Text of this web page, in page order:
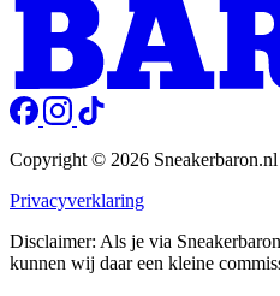
Copyright © 2026 Sneakerbaron.nl
Privacyverklaring
Disclaimer: Als je via
kunnen wij daar een kleine